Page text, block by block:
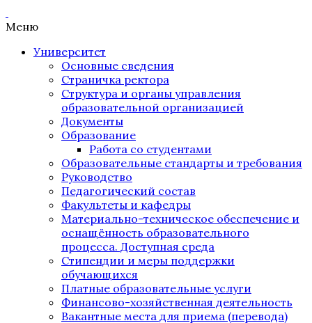
Меню
Университет
Основные сведения
Страничка ректора
Структура и органы управления
образовательной организацией
Документы
Образование
Работа со студентами
Образовательные стандарты и требования
Руководство
Педагогический состав
Факультеты и кафедры
Материально-техническое обеспечение и
оснащённость образовательного
процесса. Доступная среда
Стипендии и меры поддержки
обучающихся
Платные образовательные услуги
Финансово-хозяйственная деятельность
Вакантные места для приема (перевода)